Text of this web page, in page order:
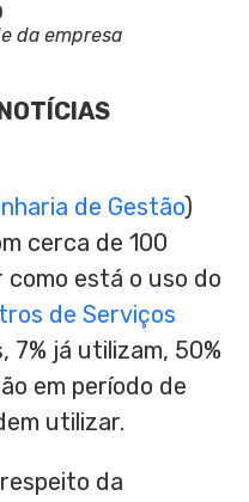
da empresa
de Gestão)
cerca de 100
está o uso do
de Serviços
7% já utilizam, 50%
em período de
utilizar.
da